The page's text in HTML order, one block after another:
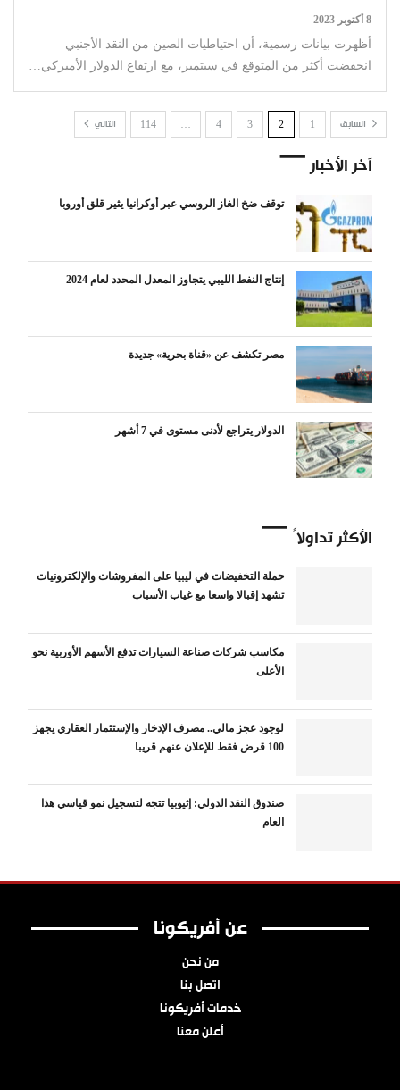
8 أكتوبر 2023
أظهرت بيانات رسمية، أن احتياطيات الصين من النقد الأجنبي
انخفضت أكثر من المتوقع في سبتمبر، مع ارتفاع الدولار الأميركي…
السابق 1
2
3
4
…
114 التالي
آخر الأخبار
توقف ضخ الغاز الروسي عبر أوكرانيا يثير قلق أوروبا
إنتاج النفط الليبي يتجاوز المعدل المحدد لعام 2024
مصر تكشف عن «قناة بحرية» جديدة
الدولار يتراجع لأدنى مستوى في 7 أشهر
الأكثر تداولاً
حملة التخفيضات في ليبيا على المفروشات والإلكترونيات
تشهد إقبالا واسعا مع غياب الأسباب
مكاسب شركات صناعة السيارات تدفع الأسهم الأوربية نحو
الأعلى
لوجود عجز مالي.. مصرف الإدخار والإستثمار العقاري يجهز
100 قرض فقط للإعلان عنهم قريبا
صندوق النقد الدولي: إثيوبيا تتجه لتسجيل نمو قياسي هذا
العام
عن أفريكونا
من نحن
اتصل بنا
خدمات أفريكونا
أعلن معنا